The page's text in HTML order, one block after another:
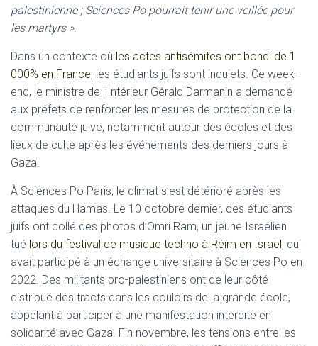
palestinienne ; Sciences Po pourrait tenir une veillée pour
les martyrs ».
Dans un contexte où les actes antisémites ont bondi de 1
000% en France, les étudiants juifs sont inquiets. Ce week-
end, le ministre de l’Intérieur Gérald Darmanin a demandé
aux préfets de renforcer les mesures de protection de la
communauté juive, notamment autour des écoles et des
lieux de culte après les événements des derniers jours à
Gaza.
À Sciences Po Paris, le climat s’est détérioré après les
attaques du Hamas. Le 10 octobre dernier, des étudiants
juifs ont collé des photos d’Omri Ram, un jeune Israélien
tué lors du festival de musique techno à Réïm en Israël, qui
avait participé à un échange universitaire à Sciences Po en
2022. Des militants pro-palestiniens ont de leur côté
distribué des tracts dans les couloirs de la grande école,
appelant à participer à une manifestation interdite en
solidarité avec Gaza. Fin novembre, les tensions entre les